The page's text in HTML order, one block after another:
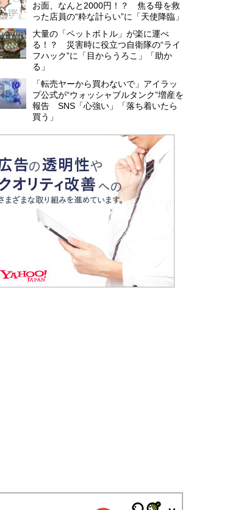
お面、なんと2000円！？ 焦る母を救
った店員の“粋な計らい”に「天使降臨」
大量の「ペットボトル」が楽に運べ
る！？ 災害時に役立つ自衛隊の“ライ
フハック”に「目からうろこ」「助か
る」
「転売ヤーから買わないで」アイラッ
プ公式が“ウォッシャブルタンク”増産を
報告 SNS「心強い」「落ち着いたら
買う」